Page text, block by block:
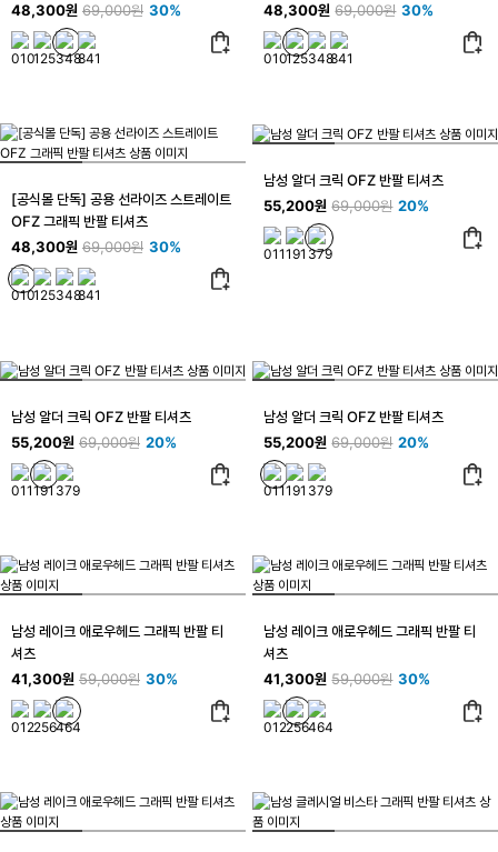
48,300원 69,000원 30%
48,300원 69,000원 30%
[공식몰 단독] 공용 선라이즈 스트레이트
OFZ 그래픽 반팔 티셔츠
48,300원 69,000원 30%
남성 알더 크릭 OFZ 반팔 티셔츠
55,200원 69,000원 20%
남성 알더 크릭 OFZ 반팔 티셔츠
55,200원 69,000원 20%
남성 알더 크릭 OFZ 반팔 티셔츠
55,200원 69,000원 20%
남성 레이크 애로우헤드 그래픽 반팔 티
셔츠
41,300원 59,000원 30%
남성 레이크 애로우헤드 그래픽 반팔 티
셔츠
41,300원 59,000원 30%